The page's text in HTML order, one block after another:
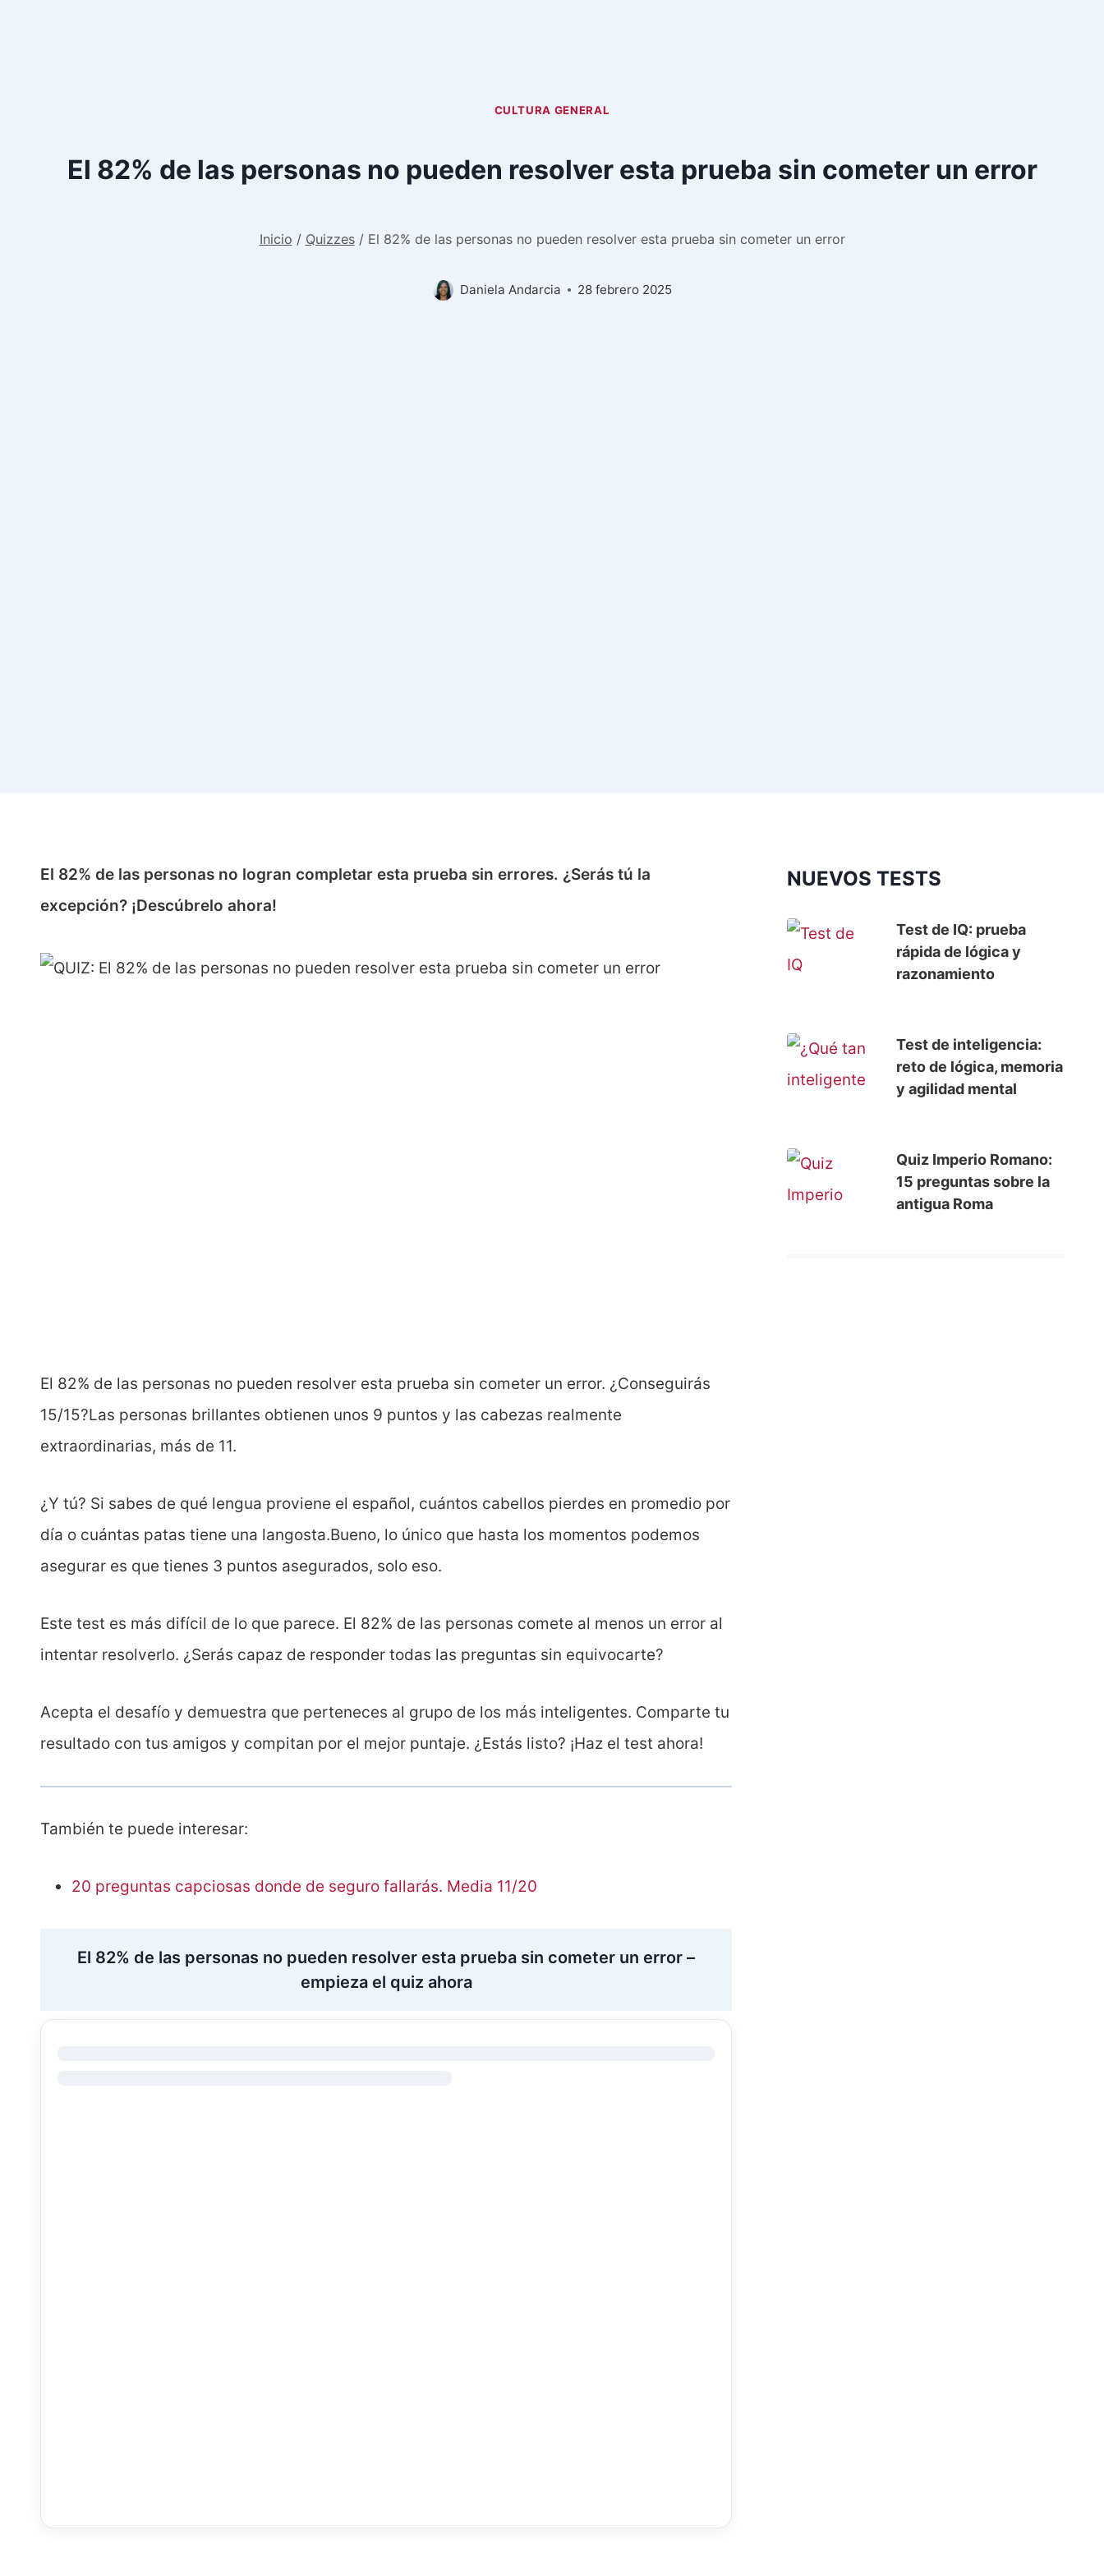
CULTURA GENERAL
El 82% de las personas no pueden resolver esta prueba sin cometer un error
Inicio / Quizzes / El 82% de las personas no pueden resolver esta prueba sin cometer un error
Daniela Andarcia 28 febrero 2025
El 82% de las personas no logran completar esta prueba sin errores. ¿Serás tú la
excepción? ¡Descúbrelo ahora!
El 82% de las personas no pueden resolver esta prueba sin cometer un error. ¿Conseguirás
15/15?Las personas brillantes obtienen unos 9 puntos y las cabezas realmente
extraordinarias, más de 11.
¿Y tú? Si sabes de qué lengua proviene el español, cuántos cabellos pierdes en promedio por
día o cuántas patas tiene una langosta.Bueno, lo único que hasta los momentos podemos
asegurar es que tienes 3 puntos asegurados, solo eso.
Este test es más difícil de lo que parece. El 82% de las personas comete al menos un error al
intentar resolverlo. ¿Serás capaz de responder todas las preguntas sin equivocarte?
Acepta el desafío y demuestra que perteneces al grupo de los más inteligentes. Comparte tu
resultado con tus amigos y compitan por el mejor puntaje. ¿Estás listo? ¡Haz el test ahora!
También te puede interesar:
20 preguntas capciosas donde de seguro fallarás. Media 11/20
El 82% de las personas no pueden resolver esta prueba sin cometer un error –
empieza el quiz ahora
NUEVOS TESTS
Test de IQ: prueba
rápida de lógica y
razonamiento
Test de inteligencia:
reto de lógica, memoria
y agilidad mental
Quiz Imperio Romano:
15 preguntas sobre la
antigua Roma